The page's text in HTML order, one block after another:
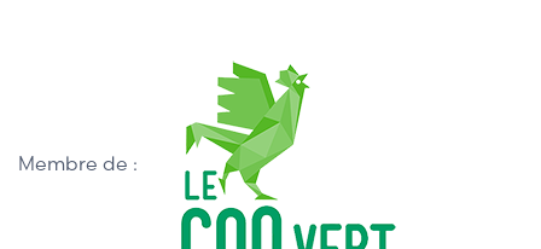
Membre de :